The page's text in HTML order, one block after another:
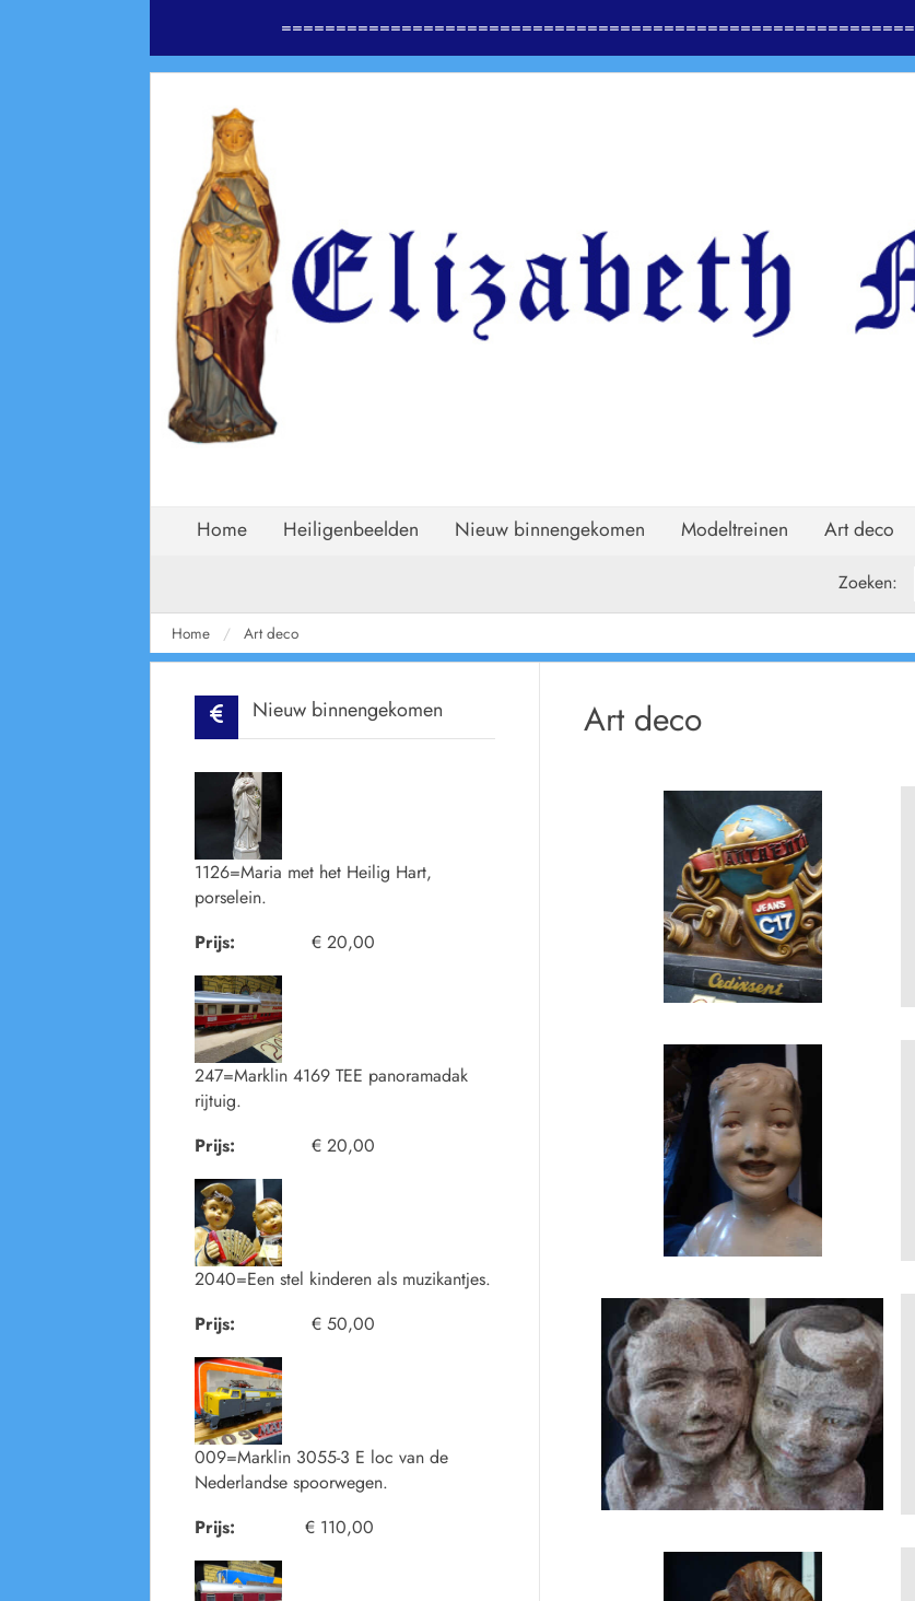
==========================================================
Home Heiligenbeelden Nieuw binnengekomen Modeltreinen Art deco
Zoeken:
Home Art deco
Art deco
Nieuw binnengekomen
1126=Maria met het Heilig Hart,
porselein.
Prijs:
€ 20,00
247=Marklin 4169 TEE panoramadak
rijtuig.
Prijs:
€ 20,00
2040=Een stel kinderen als muzikantjes.
Prijs:
€ 50,00
009=Marklin 3055-3 E loc van de
Nederlandse spoorwegen.
Prijs:
€ 110,00